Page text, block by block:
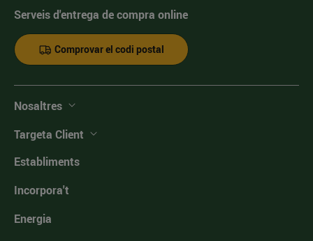
Serveis d'entrega de compra online
Comprovar el codi postal
Nosaltres
Targeta Client
Establiments
Incorpora't
Energia